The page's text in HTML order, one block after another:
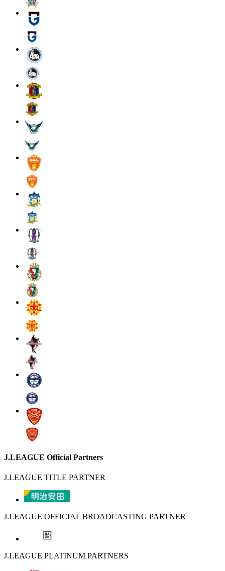
J.LEAGUE Official Partners
J.LEAGUE TITLE PARTNER
J.LEAGUE OFFICIAL BROADCASTING PARTNER
J.LEAGUE PLATINUM PARTNERS